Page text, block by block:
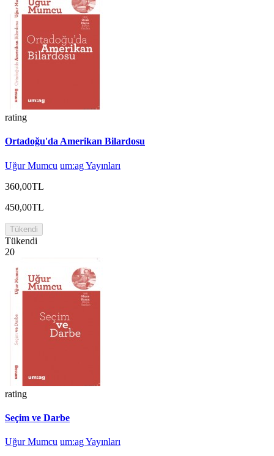
rating
Ortadoğu'da Amerikan Bilardosu
Uğur Mumcu um:ag Yayınları
360,00TL
450,00TL
Tükendi
Tükendi
20
rating
Seçim ve Darbe
Uğur Mumcu um:ag Yayınları